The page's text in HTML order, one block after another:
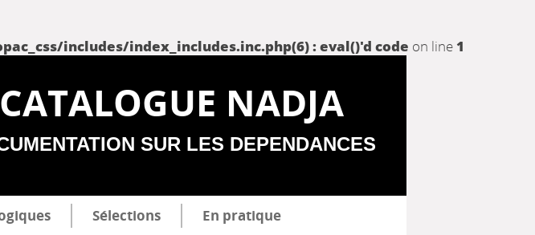
includes/index_includes.inc.php(6) : eval()'d code on line 1
CATALOGUE NADJA
SUR LES DEPENDANCES
Sélections En pratique